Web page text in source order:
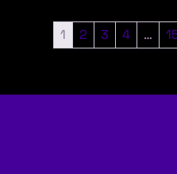
1 2 3 4 …